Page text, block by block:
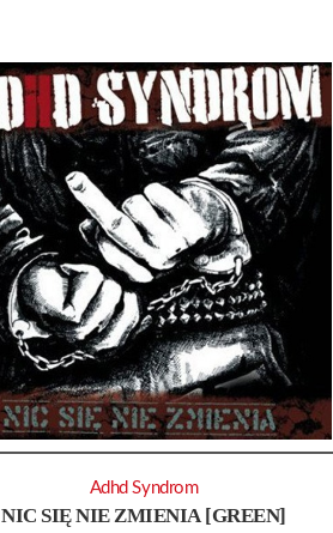
NIC SIĘ NIE ZMIENIA [GREEN]
Adhd Syndrom